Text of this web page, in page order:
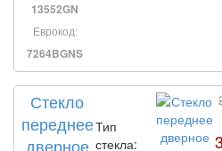
13552GN
Еврокод:
7264BGNS
Стекло
переднее
дверное
Тип
стекла: